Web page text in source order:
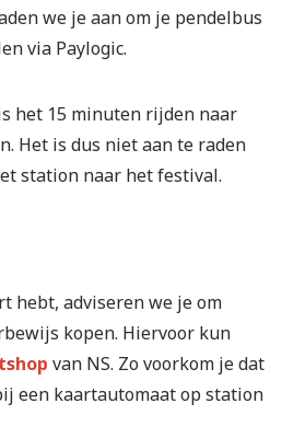
we je aan om je pendelbus
via Paylogic.
het 15 minuten rijden naar
Het is dus niet aan te raden
station naar het festival.
hebt, adviseren we je om
kopen. Hiervoor kun
van NS. Zo voorkom je dat
een kaartautomaat op station